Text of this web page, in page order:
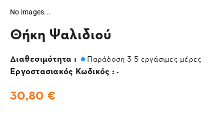
No images...
Θήκη Ψαλιδιού
Διαθεσιμότητα : Παράδοση 3-5 εργάσιμες μέρες
Εργοστασιακός Κωδικός : -
30,80 €